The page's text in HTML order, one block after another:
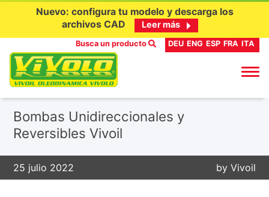
contenido
Nuevo: configura tu modelo y descarga los
archivos CAD
Leer más
Busca un producto DEU ENG ESP FRA ITA
Bombas Unidireccionales y
Reversibles Vivoil
25 julio 2022 by Vivoil